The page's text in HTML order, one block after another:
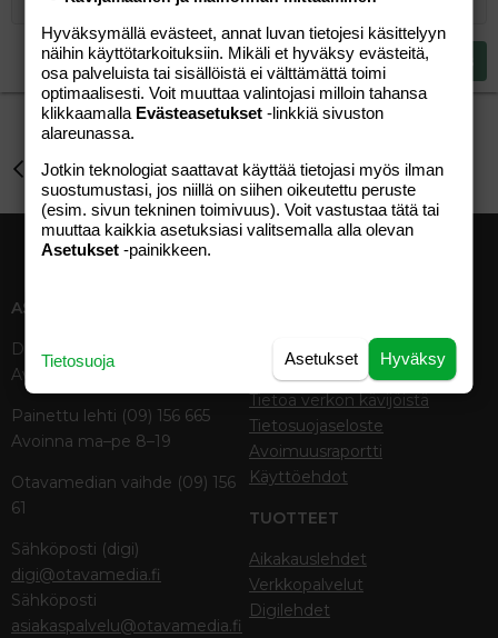
15
18
22
26
Georgia
Tahoma
Times New Roman
Verdana
Tasaa oikealle
Justify text
Heading 2
Heading 3 Lähetä vastaus
Perhe-elämä
ASIAKASPALVELU
Digipalvelut (09) 156 6227
Avoinna ma–pe 8–19
Painettu lehti (09) 156 665
Avoinna ma–pe 8–19
Otavamedian vaihde (09) 156
61
Sähköposti (digi)
digi@otavamedia.fi
Sähköposti
asiakaspalvelu@otavamedia.fi
Tekniset tiedot, aikataulut ja
ilmoitushinnat
Tietoa verkon kävijöistä
Tietosuojaseloste
Avoimuusraportti
Käyttöehdot
TUOTTEET
Aikakauslehdet
Verkkopalvelut
Digilehdet
Hyväksymällä evästeet, annat luvan tietojesi käsittelyyn
näihin käyttötarkoituksiin. Mikäli et hyväksy evästeitä,
osa palveluista tai sisällöistä ei välttämättä toimi
optimaalisesti. Voit muuttaa valintojasi milloin tahansa
klikkaamalla Evästeasetukset -linkkiä sivuston
alareunassa.
Jotkin teknologiat saattavat käyttää tietojasi myös ilman
suostumustasi, jos niillä on siihen oikeutettu peruste
(esim. sivun tekninen toimivuus). Voit vastustaa tätä tai
muuttaa kaikkia asetuksiasi valitsemalla alla olevan
Asetukset -painikkeen.
Hyväksy
Asetukset
Tietosuoja